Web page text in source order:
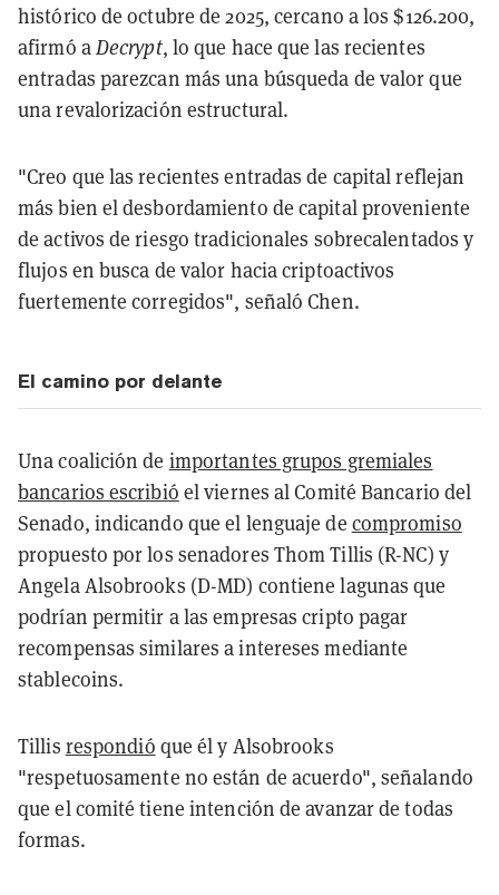
histórico de octubre de 2025, cercano a los $126.200,
afirmó aDecrypt, lo que hace que las recientes
entradas parezcan más una búsqueda de valor que
una revalorización estructural.
"Creo que las recientes entradas de capital reflejan
más bien el desbordamiento de capital proveniente
de activos de riesgo tradicionales sobrecalentados y
flujos en busca de valor hacia criptoactivos
fuertemente corregidos", señaló Chen.
El camino por delante
Una coalición de importantes grupos gremiales
bancarios escribió el viernes al Comité Bancario del
Senado, indicando que el lenguaje de compromiso
propuesto por los senadores Thom Tillis (R-NC) y
Angela Alsobrooks (D-MD) contiene lagunas que
podrían permitir a las empresas cripto pagar
recompensas similares a intereses mediante
stablecoins.
Tillis respondió que él y Alsobrooks
"respetuosamente no están de acuerdo", señalando
que el comité tiene intención de avanzar de todas
formas.